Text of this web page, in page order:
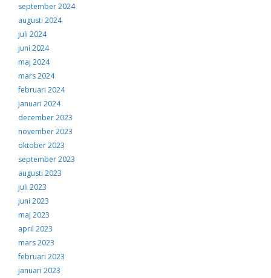
september 2024
augusti 2024
juli 2024
juni 2024
maj 2024
mars 2024
februari 2024
januari 2024
december 2023
november 2023
oktober 2023
september 2023
augusti 2023
juli 2023
juni 2023
maj 2023
april 2023
mars 2023
februari 2023
januari 2023